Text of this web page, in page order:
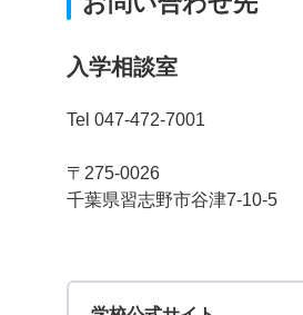
入学相談室
Tel 047-472-7001
〒275-0026
千葉県習志野市谷津7-10-5